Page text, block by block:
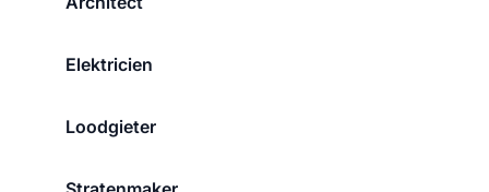
Elektricien
Loodgieter